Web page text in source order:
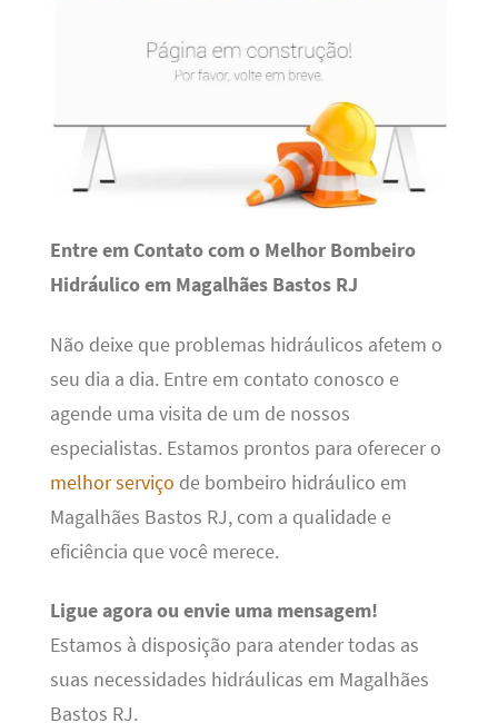
Entre em Contato com o Melhor Bombeiro
Hidráulico em Magalhães Bastos RJ
Não deixe que problemas hidráulicos afetem o
seu dia a dia. Entre em contato conosco e
agende uma visita de um de nossos
especialistas. Estamos prontos para oferecer o
melhor serviço de bombeiro hidráulico em
Magalhães Bastos RJ, com a qualidade e
eficiência que você merece.
Ligue agora ou envie uma mensagem!
Estamos à disposição para atender todas as
suas necessidades hidráulicas em Magalhães
Bastos RJ.